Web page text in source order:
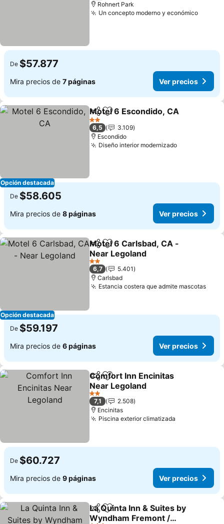
Rohnert Park
Un concepto moderno y económicoVer
De $57.877
Mira precios de 7 páginas Ver precios
Opción destacada
CompartirAgregar a favoritos
Motel 6 Escondido, CA
2 Estrellas
6,5
3.109
Escondido
Diseño interior modernizadoVer precios
De $58.605
Mira precios de 8 páginas Ver precios
Opción destacada
CompartirAgregar a favoritos
Motel 6 Carlsbad, CA -
Near Legoland
Ver precios
2 Estrellas
6,7
5.401
Carlsbad
Estancia costera que admite mascotasVer
De $59.197
Mira precios de 6 páginas Ver precios
CompartirAgregar a favoritos
Comfort Inn Encinitas
Near Legoland
Ver precios
2 Estrellas
7,1
2.508
Encinitas
Piscina exterior climatizada
De $60.727
Mira precios de 9 páginas Ver precios
CompartirAgregar a favoritos
La Quinta Inn & Suites by
Wyndham Fremont /